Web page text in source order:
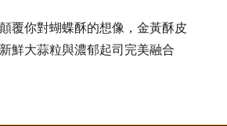
覆你對蝴蝶酥的想像，金黃酥皮
鮮大蒜粒與濃郁起司完美融合